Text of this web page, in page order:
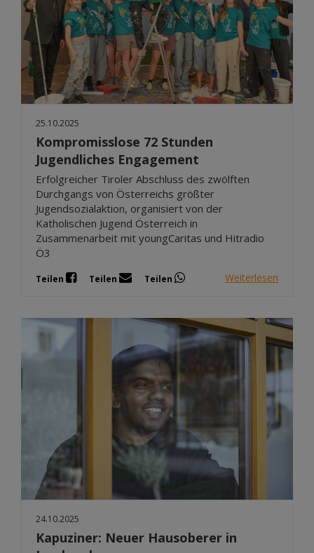
25.10.2025
Kompromisslose 72 Stunden
Jugendliches Engagement
Erfolgreicher Tiroler Abschluss des zwölften
Durchgangs von Österreichs größter
Jugendsozialaktion, organisiert von der
Katholischen Jugend Österreich in
Zusammenarbeit mit youngCaritas und Hitradio
Ö3
Teilen Teilen Teilen Weiterlesen
24.10.2025
Kapuziner: Neuer Hausoberer in